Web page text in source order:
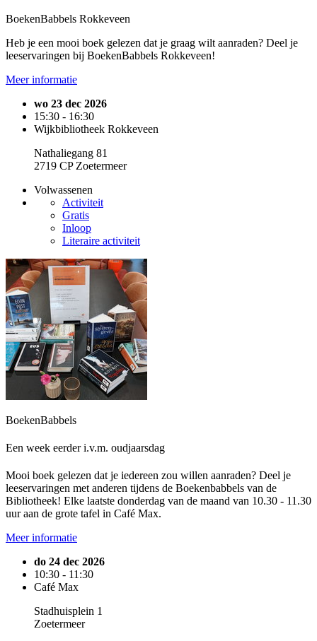
BoekenBabbels Rokkeveen
Heb je een mooi boek gelezen dat je graag wilt aanraden? Deel je
leeservaringen bij BoekenBabbels Rokkeveen!
Meer informatie
wo 23 dec 2026
15:30 - 16:30
Wijkbibliotheek Rokkeveen
Nathaliegang 81
2719 CP Zoetermeer
Volwassenen
Activiteit
Gratis
Inloop
Literaire activiteit
BoekenBabbels
Een week eerder i.v.m. oudjaarsdag
Mooi boek gelezen dat je iedereen zou willen aanraden? Deel je
leeservaringen met anderen tijdens de Boekenbabbels van de
Bibliotheek! Elke laatste donderdag van de maand van 10.30 - 11.30
uur aan de grote tafel in Café Max.
Meer informatie
do 24 dec 2026
10:30 - 11:30
Café Max
Stadhuisplein 1
Zoetermeer